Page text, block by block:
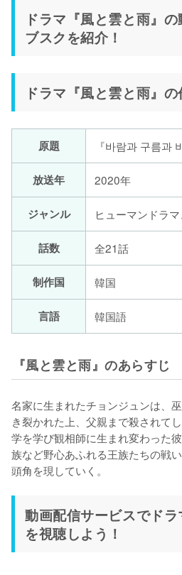
ドラマ『風と雲と雨』
ブスクを紹介！
ドラマ『風と雲と雨』
原題 『바람과 구름과
放送年 2020年
ジャンル ヒューマンドラ
話数 全21話
制作国 韓国
言語 韓国語
『風と雲と雨』のあらすじ
名家に生まれたチョンジュンは、
き裂かれた上、父親まで殺されて
学を学び観相師に生まれ変わった
族など野心あふれる王族たちの戦
頭角を現していく。
動画配信サービスでドラ
を視聴しよう！